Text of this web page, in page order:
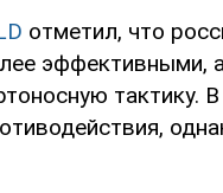
отметил, что
эффективными,
тактику. В